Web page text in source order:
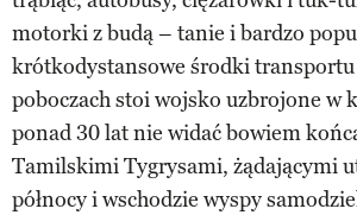
motorki z budą – tanie i bardzo
krótkodystansowe środki transportu
poboczach stoi wojsko uzbrojone w
ponad 30 lat nie widać bowiem
Tamilskimi Tygrysami, żądającymi
północy i wschodzie wyspy